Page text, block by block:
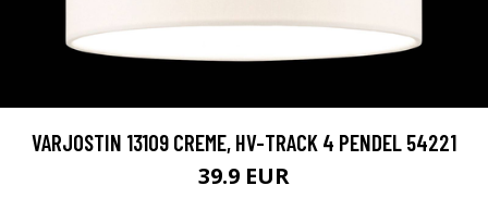
VARJOSTIN 13109 CREME, HV-TRACK 4 PENDEL 54221
39.9 EUR